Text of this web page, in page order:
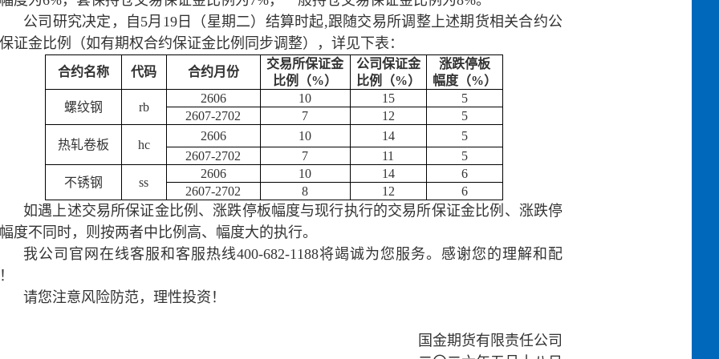
公司研究决定，自5月19日（星期二）结算时起,跟随交易所调整上述期货相关合约公
证金比例（如有期权合约保证金比例同步调整），详见下表：
合约名称 代码 合约月份
交易所保证金
比例（%）
公司保证金
比例（%）
涨跌停板
幅度（%）
螺纹钢
rb
2606 10 15
5
2607-2702
7 12 5
热轧卷板 hc
2606 10 14
5
2607-2702
7 11
5
不锈钢
ss
2606 10 14
6
2607-2702
8 12 6
如遇上述交易所保证金比例、涨跌停板幅度与现行执行的交易所保证金比例、涨跌停
度不同时，则按两者中比例高、幅度大的执行。
我公司官网在线客服和客服热线400-682-1188将竭诚为您服务。感谢您的理解和配
请您注意风险防范，理性投资！
国金期货有限责任公司